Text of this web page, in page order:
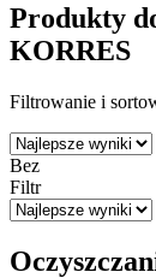
Produkty
KORRES
Filtrowanie i
Bez
Filtr